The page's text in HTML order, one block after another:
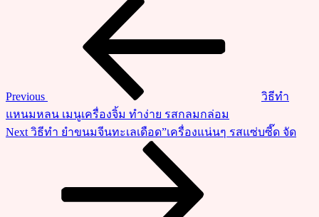
ใน
กะทะ
หอม
อร่อย
ง่าย
Previous
วิธีทำ
แหนมหลน เมนูเครื่องจิ้ม ทำง่าย รสกลมกล่อม
Next
Post
Next วิธีทำ ยำขนมจีนทะเลเดือด”เครื่องแน่นๆ รสแซ่บซี๊ด จัด